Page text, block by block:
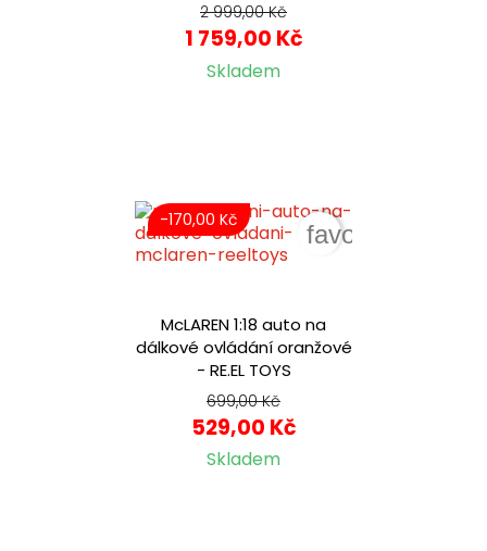
2 999,00 Kč
1 759,00 Kč
Skladem
McLAREN 1:18 auto na
dálkové ovládání oranžové
- RE.EL TOYS
699,00 Kč
529,00 Kč
Skladem
-170,00 Kč
favorite_border